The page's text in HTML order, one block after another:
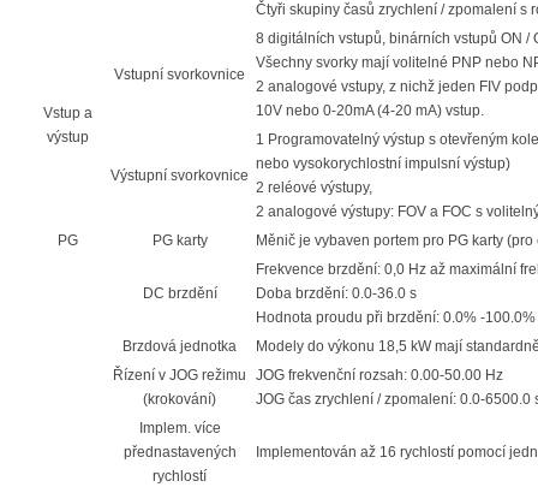
Čtyři skupiny časů zrychlení / zpomalení s
Vstup a
výstup
Vstupní svorkovnice
8 digitálních vstupů, binárních vstupů ON /
Všechny svorky mají volitelné PNP nebo
2 analogové vstupy, z nichž jeden FIV
10V nebo 0-20mA (4-20 mA) vstup.
Výstupní svorkovnice
1 Programovatelný výstup s otevřeným
nebo vysokorychlostní impulsní výstup)
2 reléové výstupy,
2 analogové výstupy: FOV a FOC s
PG
PG karty Měnič je vybaven portem pro PG karty
DC brzdění
Frekvence brzdění: 0,0 Hz až maximální
Doba brzdění: 0.0-36.0 s
Hodnota proudu při brzdění: 0.0% -100.0%
Brzdová jednotka
Modely do výkonu 18,5 kW mají
Řízení v JOG režimu
(krokování)
JOG frekvenční rozsah: 0.00-50.00 Hz
JOG čas zrychlení / zpomalení: 0.0-6500.0
Implem. více
přednastavených
rychlostí
Implementován až 16 rychlostí pomocí